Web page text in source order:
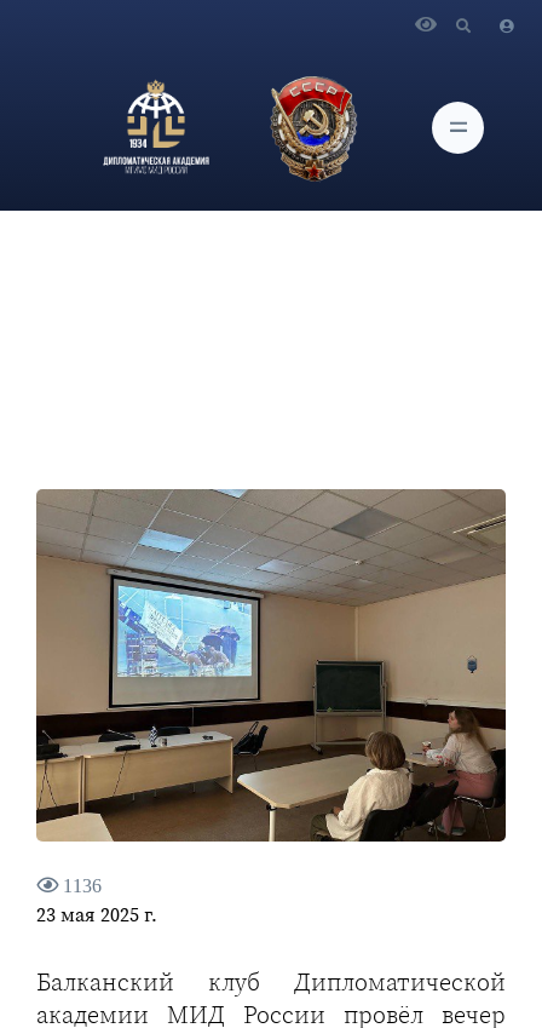
провёл вечер кино, собрав студентов и преподавателей на
показ культового фильма «Грек Зорба»
1136
23 мая 2025 г.
Балканский клуб Дипломатической
академии МИД России провёл вечер